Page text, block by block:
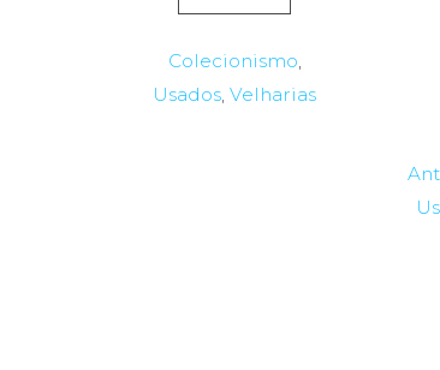
Colecionismo,
Usados,Velharias